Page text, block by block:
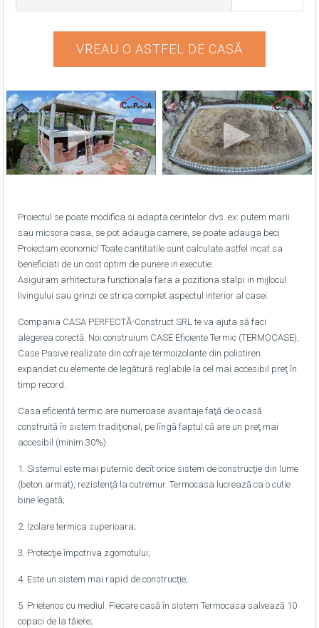
VREAU O ASTFEL DE CASĂ
Proiectul se poate modifica si adapta cerintelor dvs. ex: putem marii
sau micsora casa, se pot adauga camere, se poate adauga beci
Proiectam economic! Toate cantitatile sunt calculate astfel incat sa
beneficiati de un cost optim de punere in executie.
Asiguram arhitectura functionala fara a pozitiona stalpi in mijlocul
livingului sau grinzi ce strica complet aspectul interior al casei.
Compania CASA PERFECTĂ-Construct SRL te va ajuta să faci
alegerea corectă. Noi construium CASE Eficiente Termic (TERMOCASE),
Case Pasive realizate din cofraje termoizolante din polistiren
expandat cu elemente de legătură reglabile la cel mai accesibil preţ în
timp record.
Casa eficientă termic are numeroase avantaje faţă de o casă
construită în sistem tradiţional, pe lîngă faptul că are un preţ mai
accesibil (minim 30%).
1. Sistemul este mai puternic decît orice sistem de construcţie din lume
(beton armat), rezistenţă la cutremur. Termocasa lucrează ca o cutie
bine legată;
2. Izolare termica superioara;
3. Protecţie împotriva zgomotului;
4. Este un sistem mai rapid de construcţie;
5. Prietenos cu mediul. Fiecare casă în sistem Termocasa salvează 10
copaci de la tăiere;